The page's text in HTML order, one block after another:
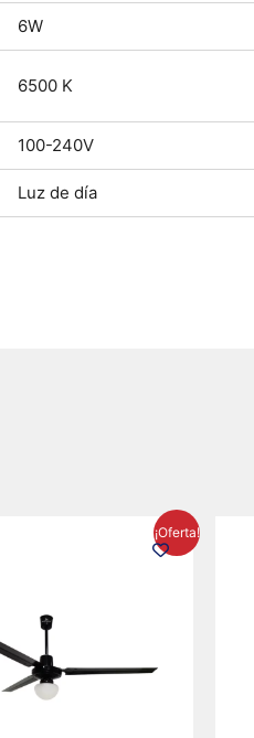
6W
6500 K
100-240V
Luz de día
¡Oferta!
precio
actual